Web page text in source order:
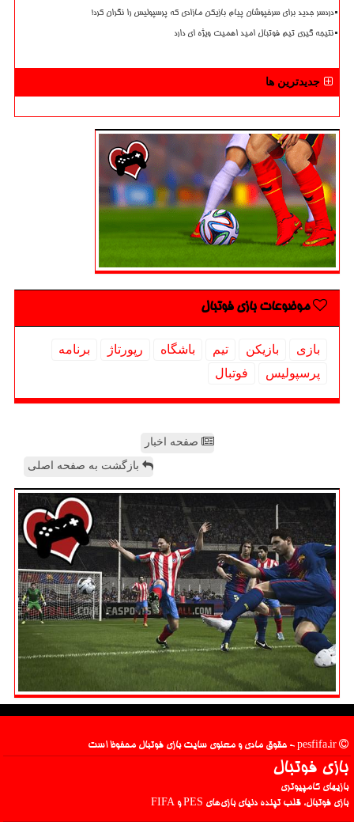
دردسر جدید برای سرخپوشان پیام بازیکن مازادی که پرسپولیس را نگران کرد!
نتیجه گیری تیم فوتبال امید اهمیت ویژه ای دارد
جدیدترین ها
موضوعات بازی فوتبال
بازی بازیكن تیم باشگاه رپورتاژ
برنامه
پرسپولیس
فوتبال
صفحه اخبار
بازگشت به صفحه اصلی
بازی فوتبال
بازیهای کامپیوتری
بازی فوتبال، قلب تپنده دنیای بازی‌های PES و FIFA